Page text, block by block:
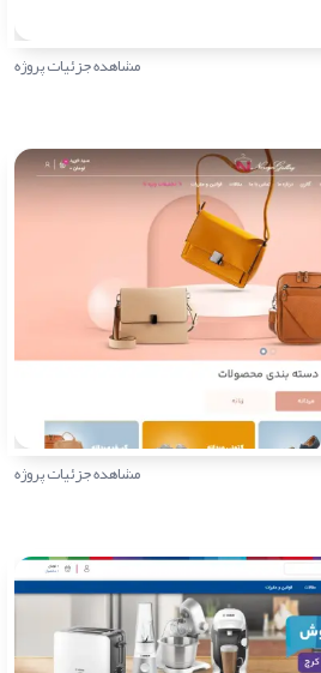
مشاهده جزئیات پروژه
مشاهده جزئیات پروژه